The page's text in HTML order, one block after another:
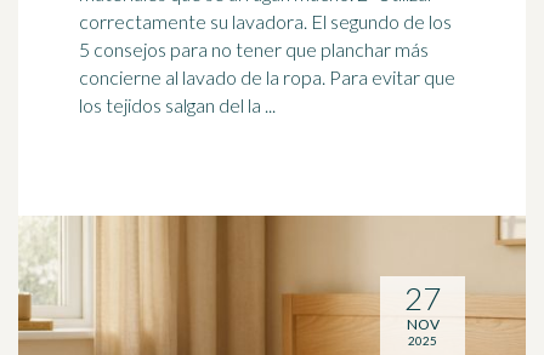
correctamente su lavadora. El segundo de los
5 consejos para no tener que planchar más
concierne al lavado de la ropa. Para evitar que
los tejidos salgan del la ...
27
NOV
2025